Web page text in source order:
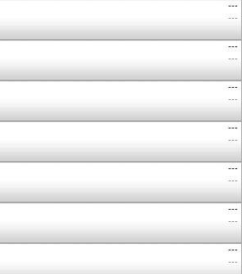
---
---
---
---
---
---
---
---
---
---
---
---
---
---